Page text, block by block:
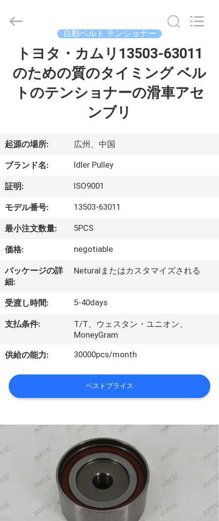
ー
品
動
画
私
た
ち
い
て
工
見
学
品
質
2026
GUANGZHOU
Rights
自動ベルト テンショナー
トヨタ・カムリ13503-63011
のための質のタイミング ベル
トのテンショナーの滑車アセ
ンブリ
起源の場所: 広州、中国
ブランド名: Idler Pulley
証明: ISO9001
モデル番号: 13503-63011
最小注文数量: 5PCS
価格: negotiable
パッケージの詳
細:
Neturalまたはカスタマイズされる
受渡し時間: 5-40days
支払条件:
T/T、ウェスタン・ユニオン、
MoneyGram
供給の能力: 30000pcs/month
ベストプライス